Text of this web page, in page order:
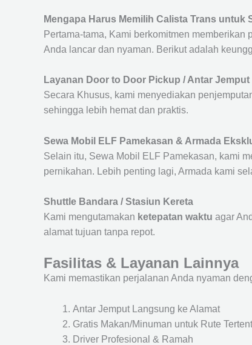
Mengapa Harus Memilih Calista Trans untuk
Pertama-tama, Kami berkomitmen memberikan
Anda lancar dan nyaman. Berikut adalah
Layanan Door to Door Pickup / Antar Jemput
Secara Khusus, kami menyediakan
sehingga lebih hemat dan praktis.
Sewa Mobil ELF Pamekasan & Armada
Selain itu, Sewa Mobil ELF Pamekasan, kami
pernikahan. Lebih penting lagi, Armada kami
Shuttle Bandara / Stasiun Kereta
Kami mengutamakan ketepatan waktu agar
alamat tujuan tanpa repot.
Fasilitas & Layanan Lainnya
Kami memastikan perjalanan Anda nyaman
Antar Jemput Langsung ke Alamat
Gratis Makan/Minuman untuk Rute
Driver Profesional & Ramah